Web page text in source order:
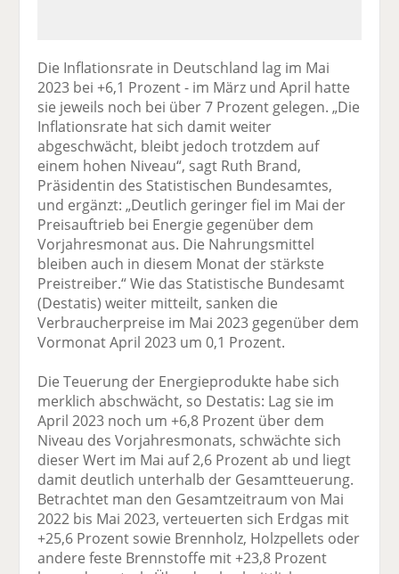
Die Inflationsrate in Deutschland lag im Mai
2023 bei +6,1 Prozent - im März und April hatte
sie jeweils noch bei über 7 Prozent gelegen. „Die
Inflationsrate hat sich damit weiter
abgeschwächt, bleibt jedoch trotzdem auf
einem hohen Niveau“, sagt Ruth Brand,
Präsidentin des Statistischen Bundesamtes,
und ergänzt: „Deutlich geringer fiel im Mai der
Preisauftrieb bei Energie gegenüber dem
Vorjahresmonat aus. Die Nahrungsmittel
bleiben auch in diesem Monat der stärkste
Preistreiber.“ Wie das Statistische Bundesamt
(Destatis) weiter mitteilt, sanken die
Verbraucherpreise im Mai 2023 gegenüber dem
Vormonat April 2023 um 0,1 Prozent.
Die Teuerung der Energieprodukte habe sich
merklich abschwächt, so Destatis: Lag sie im
April 2023 noch um +6,8 Prozent über dem
Niveau des Vorjahresmonats, schwächte sich
dieser Wert im Mai auf 2,6 Prozent ab und liegt
damit deutlich unterhalb der Gesamtteuerung.
Betrachtet man den Gesamtzeitraum von Mai
2022 bis Mai 2023, verteuerten sich Erdgas mit
+25,6 Prozent sowie Brennholz, Holzpellets oder
andere feste Brennstoffe mit +23,8 Prozent